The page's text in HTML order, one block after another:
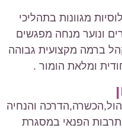
מגוונות בתהליכי
ונוער מנחה מפגשים
ברמה מקצועית גבוהה
ומלאת הומור .
והנחיה
הפנאי במסגרת